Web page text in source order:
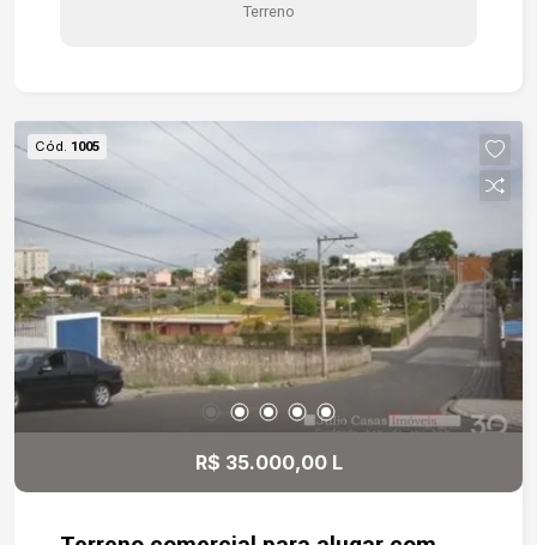
Terreno
Cód. 1005
R$ 35.000,00 L